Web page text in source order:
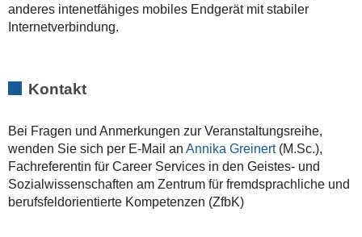
anderes intenetfähiges mobiles Endgerät mit stabiler
Internetverbindung.
Kontakt
Bei Fragen und Anmerkungen zur Veranstaltungsreihe,
wenden Sie sich per E-Mail an Annika Greinert(M.Sc.),
Fachreferentin für Career Services in den Geistes- und
Sozialwissenschaften am Zentrum für fremdsprachliche und
berufsfeldorientierte Kompetenzen (ZfbK)